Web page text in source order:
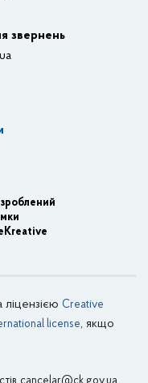
ОДА
звернень
ліцензією Creative
license, якщо
cancelar@ck.gov.ua